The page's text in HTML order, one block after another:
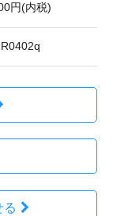
円(内税)
る